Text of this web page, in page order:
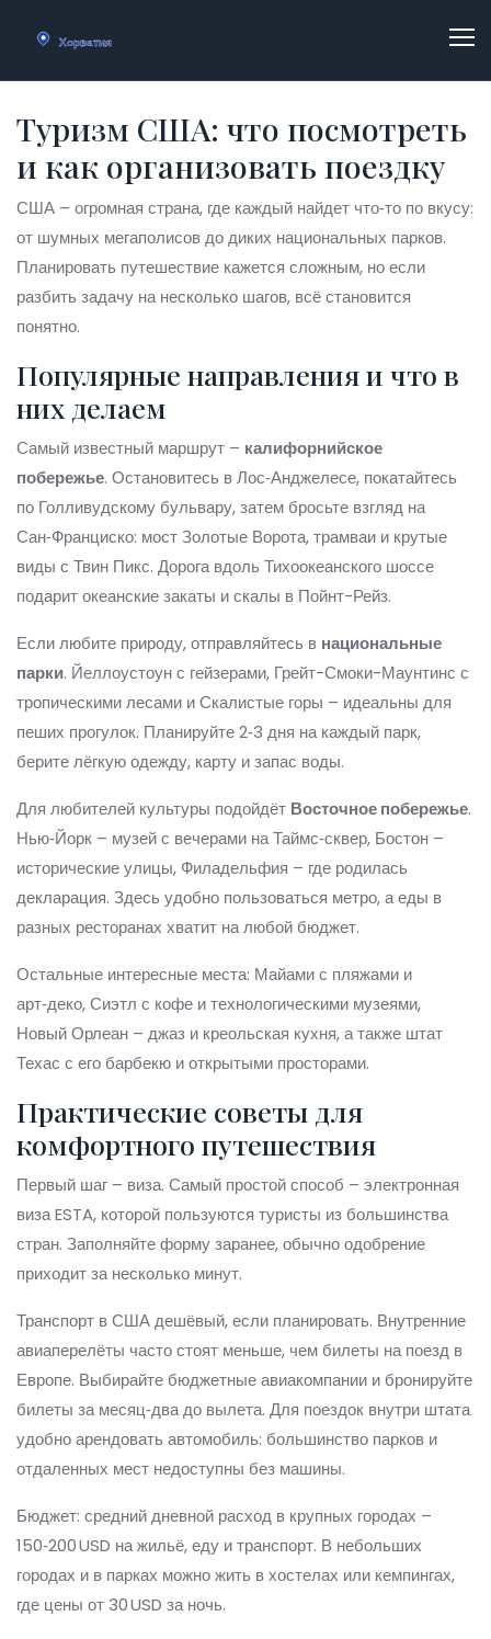
Туризм США: что посмотреть
и как организовать поездку
США – огромная страна, где каждый найдет что‑то по вкусу:
от шумных мегаполисов до диких национальных парков.
Планировать путешествие кажется сложным, но если
разбить задачу на несколько шагов, всё становится
понятно.
Популярные направления и что в
них делаем
Самый известный маршрут – калифорнийское
побережье. Остановитесь в Лос‑Анджелесе, покатайтесь
по Голливудскому бульвару, затем бросьте взгляд на
Сан‑Франциско: мост Золотые Ворота, трамваи и крутые
виды с Твин Пикс. Дорога вдоль Тихоокеанского шоссе
подарит океанские закаты и скалы в Пойнт-Рейз.
Если любите природу, отправляйтесь в национальные
парки. Йеллоустоун с гейзерами, Грейт-Смоки-Маунтинс с
тропическими лесами и Скалистые горы – идеальны для
пеших прогулок. Планируйте 2‑3 дня на каждый парк,
берите лёгкую одежду, карту и запас воды.
Для любителей культуры подойдёт Восточное побережье.
Нью‑Йорк – музей с вечерами на Таймс‑сквер, Бостон –
исторические улицы, Филадельфия – где родилась
декларация. Здесь удобно пользоваться метро, а еды в
разных ресторанах хватит на любой бюджет.
Остальные интересные места: Майами с пляжами и
арт‑деко, Сиэтл с кофе и технологическими музеями,
Новый Орлеан – джаз и креольская кухня, а также штат
Техас с его барбекю и открытыми просторами.
Практические советы для
комфортного путешествия
Первый шаг – виза. Самый простой способ – электронная
виза ESTA, которой пользуются туристы из большинства
стран. Заполняйте форму заранее, обычно одобрение
приходит за несколько минут.
Транспорт в США дешёвый, если планировать. Внутренние
авиаперелёты часто стоят меньше, чем билеты на поезд в
Европе. Выбирайте бюджетные авиакомпании и бронируйте
билеты за месяц‑два до вылета. Для поездок внутри штата
удобно арендовать автомобиль: большинство парков и
отдаленных мест недоступны без машины.
Бюджет: средний дневной расход в крупных городах –
150‑200 USD на жильё, еду и транспорт. В небольших
городах и в парках можно жить в хостелах или кемпингах,
где цены от 30 USD за ночь.